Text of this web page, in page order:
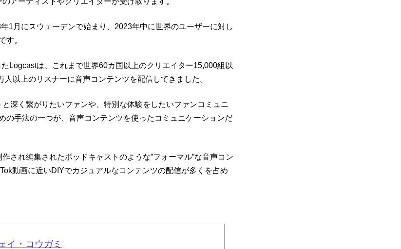
1月にスウェーデンで始まり、 2023年中に世界のユーザーに対し
す。
Logcastは、これまで世界60カ国以上のクリエイター15,000組以
人以上のリスナーに音声コンテンツを配信してきま した。
深く繋がりたいファンや、 特別な体験をしたいファンコミュニ
の手法の一つが、 音声コンテンツを使ったコミュニケーションだ
作され編集されたポッドキャストのような”フォーマル”な音声コン
動画に近いDIYでカジュアルなコンテンツの配信が多くを占め
イ・コウガミ